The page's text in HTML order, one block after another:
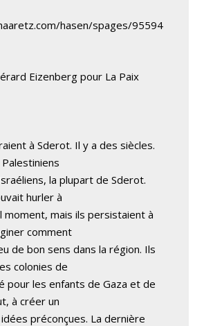
hasen/spages/95594
Eizenberg pour La Paix
à Sderot. Il y a des siècles.
la plupart de Sderot.
hurler à
moment, mais ils persistaient à
comment
de bon sens dans la région. Ils
colonies de
pour les enfants de Gaza et de
à créer un
préconçues. La dernière